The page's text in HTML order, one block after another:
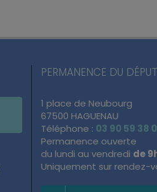
PERMANENCE DU
1 place de Neubourg
67500 HAGUENAU
Téléphone : 03 90 59 38
Permanence ouverte
du lundi au vendredi de
Uniquement sur rendez-